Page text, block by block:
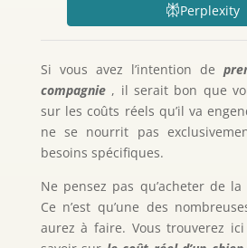
Perplexity
Si vous avez l’intention de
compagnie, il serait bon que
sur les coûts réels qu’il va
ne se nourrit pas
besoins spécifiques.
Ne pensez pas qu’acheter de
Ce n’est qu’une des
aurez à faire. Vous trouverez